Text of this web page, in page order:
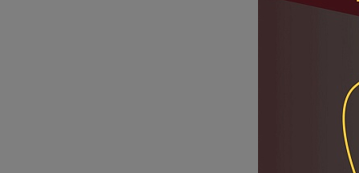
Pack. Также,
Вы удивитесь
Все желающие
антигравити.
Познакомьтесь с